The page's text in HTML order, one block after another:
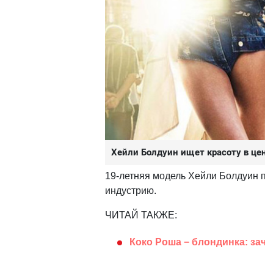
Хейли Болдуин ищет красоту в
19-летняя модель Хейли
индустрию.
ЧИТАЙ ТАКЖЕ:
Коко Роша − блондинка: